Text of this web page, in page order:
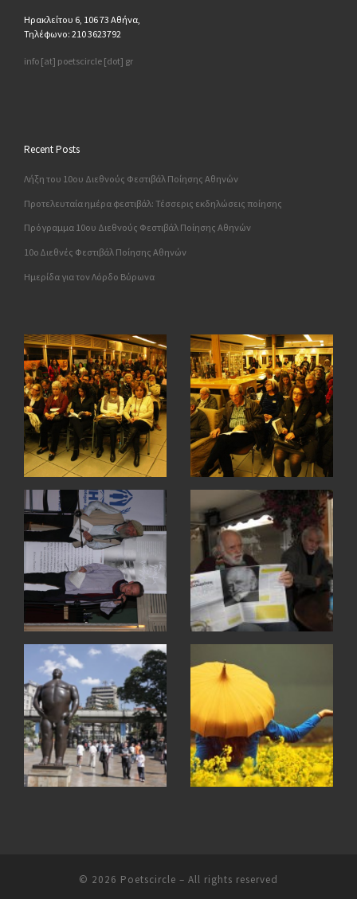
Ηρακλείτου 6, 106 73 Αθήνα,
Τηλέφωνο: 210 3623792
info [at] poetscircle [dot] gr
Recent Posts
Λήξη του 10ου Διεθνούς Φεστιβάλ Ποίησης Αθηνών
Προτελευταία ημέρα φεστιβάλ: Τέσσερις εκδηλώσεις ποίησης
Πρόγραμμα 10ου Διεθνούς Φεστιβάλ Ποίησης Αθηνών
10o Διεθνές Φεστιβάλ Ποίησης Αθηνών
Ημερίδα για τον Λόρδο Βύρωνα
© 2026 Poetscircle – All rights reserved